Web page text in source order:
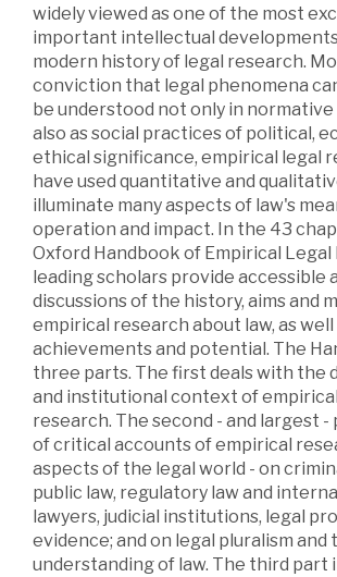
widely viewed as one of the most
important intellectual
modern history of legal research.
conviction that legal phenomena
be understood not only in
also as social practices of political,
ethical significance, empirical legal
have used quantitative and
illuminate many aspects of law's
operation and impact. In the 43
Oxford Handbook of Empirical Legal
leading scholars provide accessible
discussions of the history, aims and
empirical research about law, as well
achievements and potential. The
three parts. The first deals with the
and institutional context of empirical
research. The second - and largest
of critical accounts of empirical
aspects of the legal world - on
public law, regulatory law and
lawyers, judicial institutions, legal
evidence; and on legal pluralism and
understanding of law. The third part